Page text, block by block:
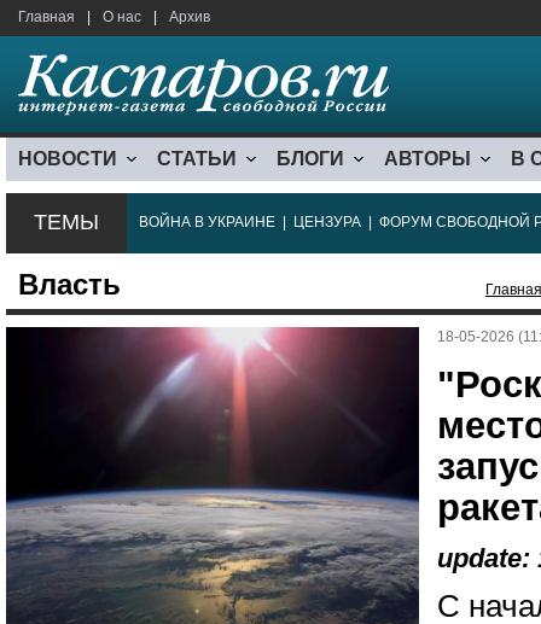
Главная О нас Архив
НОВОСТИ СТАТЬИ БЛОГИ АВТОРЫ В
ТЕМЫ ВОЙНА В УКРАИНЕ ЦЕНЗУРА ФОРУМ СВОБОДНОЙ
Власть Главная
18-05-2026
update:
С